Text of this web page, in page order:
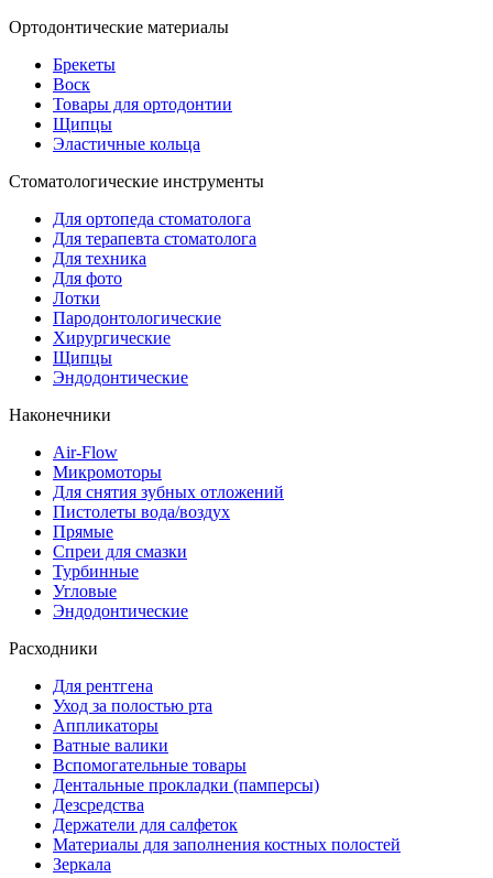
Ортодонтические материалы
Брекеты
Воск
Товары для ортодонтии
Щипцы
Эластичные кольца
Стоматологические инструменты
Для ортопеда стоматолога
Для терапевта стоматолога
Для техника
Для фото
Лотки
Пародонтологические
Хирургические
Щипцы
Эндодонтические
Наконечники
Air-Flow
Микромоторы
Для снятия зубных отложений
Пистолеты вода/воздух
Прямые
Спреи для смазки
Турбинные
Угловые
Эндодонтические
Расходники
Для рентгена
Уход за полостью рта
Аппликаторы
Ватные валики
Вспомогательные товары
Дентальные прокладки (памперсы)
Дезсредства
Держатели для салфеток
Материалы для заполнения костных полостей
Зеркала